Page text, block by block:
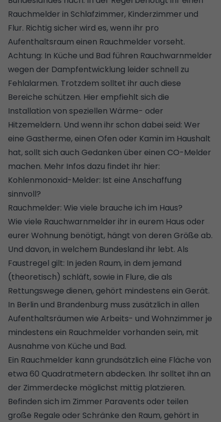
Rauchmelder in Schlafzimmer, Kinderzimmer und
Flur. Richtig sicher wird es, wenn ihr pro
Aufenthaltsraum einen Rauchmelder vorseht.
Achtung: In Küche und Bad führen Rauchwarnmelder
wegen der Dampfentwicklung leider schnell zu
Fehlalarmen. Trotzdem solltet ihr auch diese
Bereiche schützen. Hier empfiehlt sich die
Installation von speziellen Wärme- oder
Hitzemeldern. Und wenn ihr schon dabei seid: Wer
eine Gastherme, einen Ofen oder Kamin im Haushalt
hat, sollt sich auch Gedanken über einen CO-Melder
machen. Mehr Infos dazu findet ihr hier:
Kohlenmonoxid-Melder: Ist eine Anschaffung
sinnvoll?
Rauchmelder: Wie viele brauche ich im Haus?
Wie viele Rauchwarnmelder ihr in eurem Haus oder
eurer Wohnung benötigt, hängt von deren Größe ab.
Und davon, in welchem Bundesland ihr lebt. Als
Faustregel gilt: In jeden Raum, in dem jemand
(theoretisch) schläft, sowie in Flure, die als
Rettungswege dienen, gehört mindestens ein Gerät.
In Berlin und Brandenburg muss zusätzlich in allen
Aufenthaltsräumen wie Arbeits- und Wohnzimmer je
mindestens ein Rauchmelder vorhanden sein, mit
Ausnahme von Küche und Bad.
Ein Rauchmelder kann grundsätzlich eine Fläche von
etwa 60 Quadratmetern abdecken. Ihr solltet ihn an
der Zimmerdecke möglichst mittig platzieren.
Befinden sich im Zimmer Paravents oder teilen
große Regale oder Schränke den Raum, gehört in